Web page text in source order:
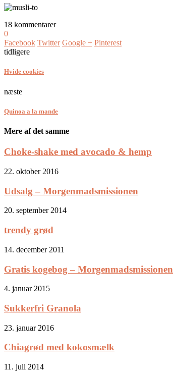
18 kommentarer
0
Facebook Twitter Google + Pinterest
tidligere
Hvide cookies
næste
Quinoa a la mande
Mere af det samme
Choke-shake med avocado & hemp
22. oktober 2016
Udsalg – Morgenmadsmissionen
20. september 2014
trendy grød
14. december 2011
Gratis kogebog – Morgenmadsmissionen
4. januar 2015
Sukkerfri Granola
23. januar 2016
Chiagrød med kokosmælk
11. juli 2014